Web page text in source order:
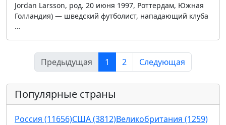
Jordan Larsson, род. 20 июня 1997, Роттердам, Южная
Голландия) — шведский футболист, нападающий клуба
…
Предыдущая 1 2 Следующая
Популярные страны
Россия (11656)США (3812)Великобритания (1259)